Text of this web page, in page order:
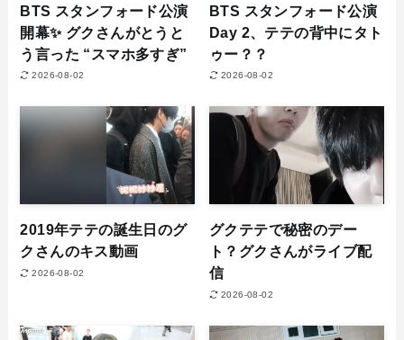
BTS スタンフォード公演
開幕✨ グクさんがとうと
う言った “スマホ多すぎ”
2026-08-02
BTS スタンフォード公演
Day 2、テテの背中にタト
ゥー？？
2026-08-02
2019年テテの誕生日のグ
クさんのキス動画
2026-08-02
グクテテで秘密のデー
ト？グクさんがライブ配
信
2026-08-02